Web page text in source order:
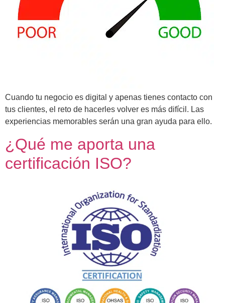
Cuando tu negocio es digital y apenas tienes contacto con
tus clientes, el reto de hacerles volver es más difícil. Las
experiencias memorables serán una gran ayuda para ello.
¿Qué me aporta una
certificación ISO?